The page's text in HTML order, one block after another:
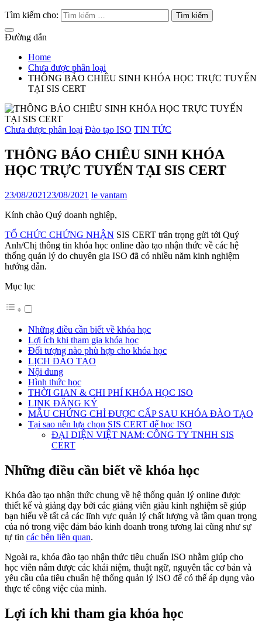
Tìm kiếm cho:
Đường dẫn
Home
Chưa được phân loại
THÔNG BÁO CHIÊU SINH KHÓA HỌC TRỰC TUYẾN
TẠI SIS CERT
Chưa được phân loại Đào tạo ISO TIN TỨC
THÔNG BÁO CHIÊU SINH KHÓA
HỌC TRỰC TUYẾN TẠI SIS CERT
23/08/2021 23/08/2021 le vantam
Kính chào Quý doanh nghiệp,
TỔ CHỨC CHỨNG NHẬN SIS CERT trân trọng gửi tới Quý
Anh/Chị thông tin khóa học online đào tạo nhận thức về các hệ
thống quản lý do chuyên gia ISO đã có nhiều năm kinh nghiệm
hướng dẫn.
Mục lục
Những điều cần biết về khóa học
Lợi ích khi tham gia khóa học
Đối tượng nào phù hợp cho khóa học
LỊCH ĐÀO TẠO
Nội dung
Hình thức học
THỜI GIAN & CHI PHÍ KHÓA HỌC ISO
LINK ĐĂNG KÝ
MẪU CHỨNG CHỈ ĐƯỢC CẤP SAU KHÓA ĐÀO TẠO
Tại sao nên lựa chọn SIS CERT để học ISO
ĐẠI DIỆN VIỆT NAM: CÔNG TY TNHH SIS
CERT
Những điều cần biết về khóa học
Khóa đào tạo nhận thức chung về hệ thống quản lý online được
thiết kế và giảng dạy bởi các giảng viên giàu kinh nghiệm sẽ giúp
bạn hiểu về tất cả các lĩnh vực quản lý chất lượng và tầm quan trọng
của nó trong việc đảm bảo kinh doanh trong tương lai cũng như sự
tự tin các bên liên quan.
Ngoài ra, khóa đào tạo nhận thức tiêu chuẩn ISO nhằm giúp cho
học viên nắm được các khái niệm, thuật ngữ, nguyên tắc cơ bản và
yêu cầu của tiêu chuẩn hệ thống quản lý ISO để có thế áp dụng vào
thực tế công việc của mình.
Lợi ích khi tham gia khóa học